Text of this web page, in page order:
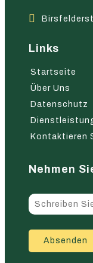
Links
Startseite
Über Uns
Datenschutz
Kontaktieren
Nehmen
Absenden